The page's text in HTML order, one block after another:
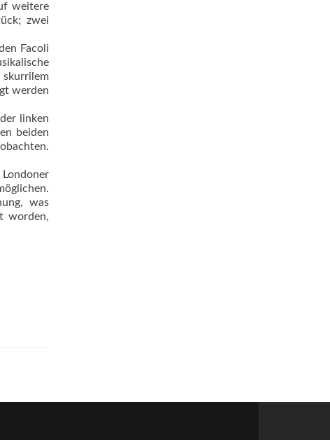
weitere
zwei
Facoli
skurrilem
werden
linken
beiden
was
worden,